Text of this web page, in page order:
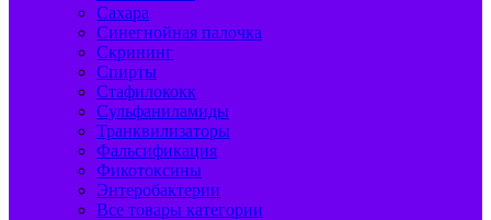
Сахара
Синегнойная палочка
Скрининг
Спирты
Стафилококк
Сульфаниламиды
Транквилизаторы
Фальсификация
Фикотоксины
Энтеробактерии
Все товары категории